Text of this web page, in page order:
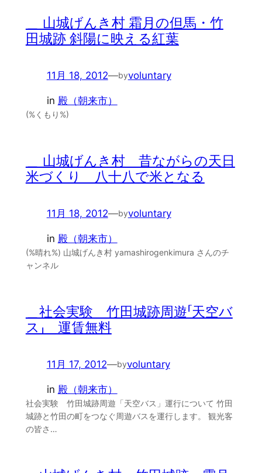
＿ 山城げんき村 霜月の但馬・竹
田城跡 斜陽に映える紅葉
11月 18, 2012—byvoluntary
in 殿（朝来市）
(%くもり%)
＿ 山城げんき村 昔ながらの天日
米づくり 八十八で米となる
11月 18, 2012—byvoluntary
in 殿（朝来市）
(%晴れ%) 山城げんき村 yamashirogenkimura さんのチ
ャンネル
＿社会実験 竹田城跡周遊「天空バ
ス」 運賃無料
11月 17, 2012—byvoluntary
in 殿（朝来市）
社会実験 竹田城跡周遊「天空バス」運行について 竹田
城跡と竹田の町をつなぐ周遊バスを運行します。 観光客
の皆さ…